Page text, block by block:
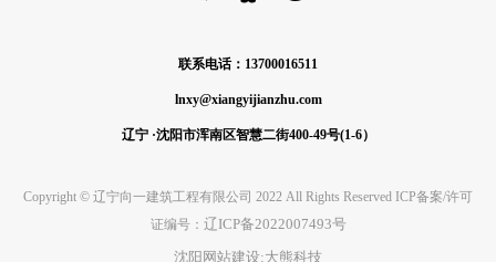
联系电话：13700016511
lnxy@xiangyijianzhu.com
辽宁 ·沈阳市浑南区智慧二街400-49号(1-6）
Copyright © 辽宁向一建筑工程有限公司 2022 All Rights Reserved ICP备案/许可
证编号： 辽ICP备2022007493号
沈阳网站建设:大熊科技